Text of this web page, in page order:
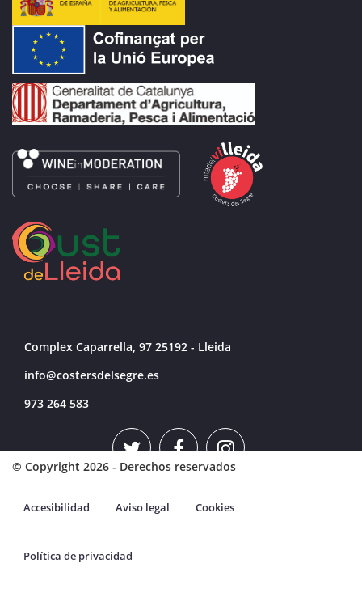
Complex Caparrella, 97 25192 - Lleida
info@costersdelsegre.es
973 264 583
© Copyright 2026 - Derechos reservados
Accesibilidad Aviso legal Cookies
Política de privacidad